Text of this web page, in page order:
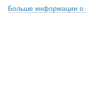
Больше информации о